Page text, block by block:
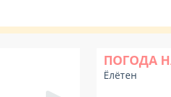
ПОГОДА
Ёлётен